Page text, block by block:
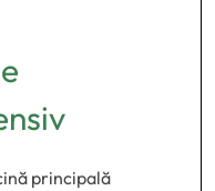
principală